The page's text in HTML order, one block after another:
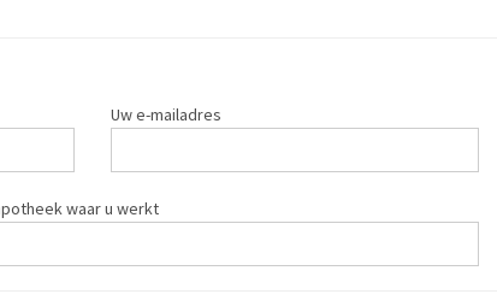
Uw e-mailadres
waar u werkt